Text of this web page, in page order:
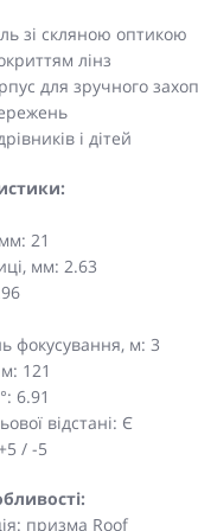
зі скляною оптикою
лінз
для зручного
і дітей
21
мм: 2.63
фокусування, м: 3
121
6.91
відстані: Є
/ -5
призма Roof